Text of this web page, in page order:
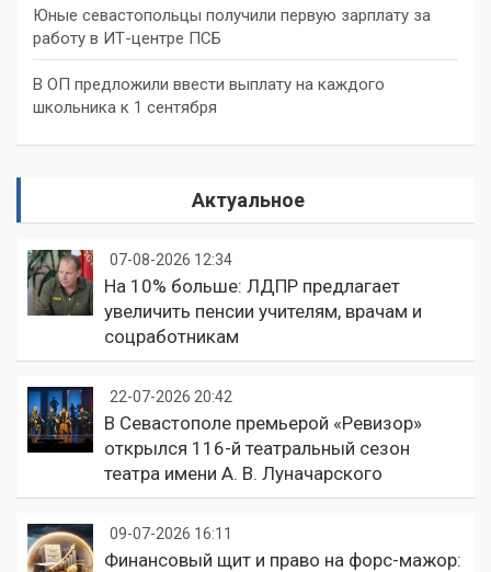
Юные севастопольцы получили первую зарплату за
работу в ИТ-центре ПСБ
В ОП предложили ввести выплату на каждого
школьника к 1 сентября
Актуальное
07-08-2026 12:34
На 10% больше: ЛДПР предлагает
увеличить пенсии учителям, врачам и
соцработникам
22-07-2026 20:42
В Севастополе премьерой «Ревизор»
открылся 116-й театральный сезон
театра имени А. В. Луначарского
09-07-2026 16:11
Финансовый щит и право на форс-мажор: